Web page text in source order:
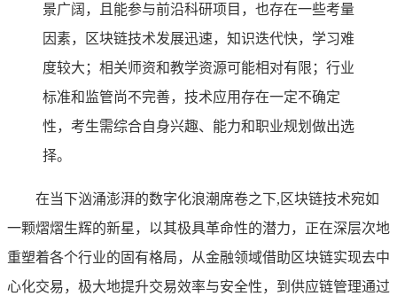
景广阔，且能参与前沿科研项目，也存在一些考量
因素，区块链技术发展迅速，知识迭代快，学习难
度较大；相关师资和教学资源可能相对有限；行业
标准和监管尚不完善，技术应用存在一定不确定
性，考生需综合自身兴趣、能力和职业规划做出选
择。
在当下汹涌澎湃的数字化浪潮席卷之下,区块链技术宛如
一颗熠熠生辉的新星，以其极具革命性的潜力，正在深层次地
重塑着各个行业的固有格局，从金融领域借助区块链实现去中
心化交易，极大地提升交易效率与安全性，到供应链管理通过